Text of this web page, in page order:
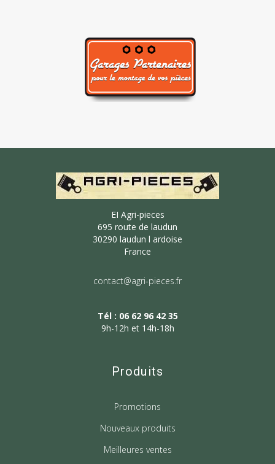
EI Agri-pieces
695 route de laudun
30290 laudun l ardoise
France
contact@agri-pieces.fr
Tél : 06 62 96 42 35
9h-12h et 14h-18h
Produits
Promotions
Nouveaux produits
Meilleures ventes